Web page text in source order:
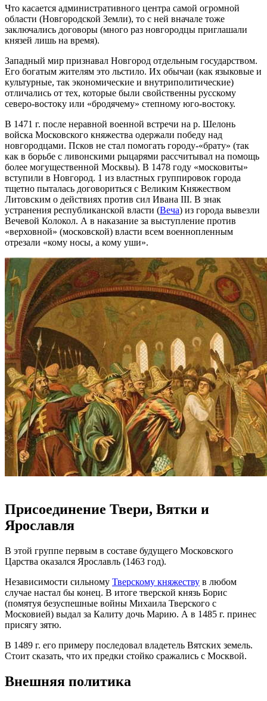
Что касается административного центра самой огромной
области (Новгородской Земли), то с ней вначале тоже
заключались договоры (много раз новгородцы приглашали
князей лишь на время).
Западный мир признавал Новгород отдельным государством.
Его богатым жителям это льстило. Их обычаи (как языковые и
культурные, так экономические и внутриполитические)
отличались от тех, которые были свойственны русскому
северо-востоку или «бродячему» степному юго-востоку.
В 1471 г. после неравной военной встречи на р. Шелонь
войска Московского княжества одержали победу над
новгородцами. Псков не стал помогать городу-«брату» (так
как в борьбе с ливонскими рыцарями рассчитывал на помощь
более могущественной Москвы). В 1478 году «московиты»
вступили в Новгород. 1 из властных группировок города
тщетно пыталась договориться с Великим Княжеством
Литовским о действиях против сил Ивана III. В знак
устранения республиканской власти (Веча) из города вывезли
Вечевой Колокол. А в наказание за выступление против
«верховной» (московской) власти всем военнопленным
отрезали «кому носы, а кому уши».
Присоединение Твери, Вятки и
Ярославля
В этой группе первым в составе будущего Московского
Царства оказался Ярославль (1463 год).
Независимости сильному Тверскому княжеству в любом
случае настал бы конец. В итоге тверской князь Борис
(помятуя безуспешные войны Михаила Тверского с
Московией) выдал за Калиту дочь Марию. А в 1485 г. принес
присягу зятю.
В 1489 г. его примеру последовал владетель Вятских земель.
Стоит сказать, что их предки стойко сражались с Москвой.
Внешняя политика